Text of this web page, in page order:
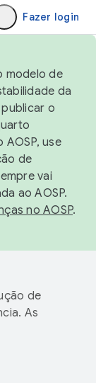
Fazer login
modelo de
da
o
use
de
vai
ao AOSP.
no AOSP.
de
As